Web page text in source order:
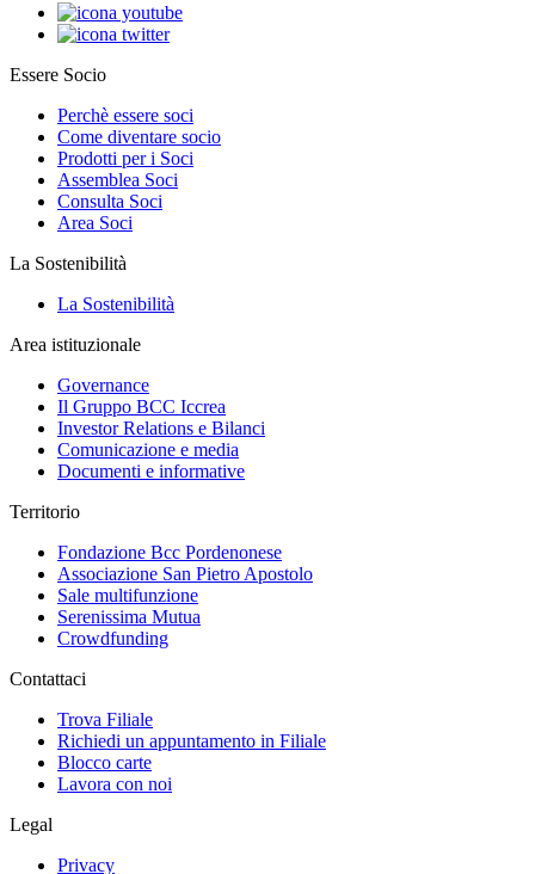
Essere Socio
Perchè essere soci
Come diventare socio
Prodotti per i Soci
Assemblea Soci
Consulta Soci
Area Soci
La Sostenibilità
La Sostenibilità
Area istituzionale
Governance
Il Gruppo BCC Iccrea
Investor Relations e Bilanci
Comunicazione e media
Documenti e informative
Territorio
Fondazione Bcc Pordenonese
Associazione San Pietro Apostolo
Sale multifunzione
Serenissima Mutua
Crowdfunding
Contattaci
Trova Filiale
Richiedi un appuntamento in Filiale
Blocco carte
Lavora con noi
Legal
Privacy